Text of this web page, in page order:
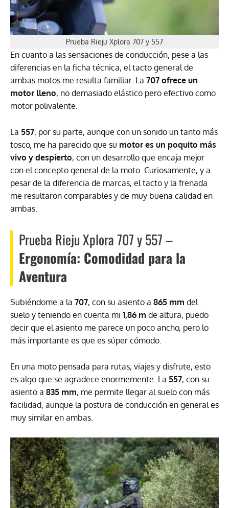
Prueba Rieju Xplora 707 y 557
En cuanto a las sensaciones de conducción, pese a las
diferencias en la ficha técnica, el tacto general de
ambas motos me resulta familiar. La 707 ofrece un
motor lleno, no demasiado elástico pero efectivo como
motor polivalente.
La 557, por su parte, aunque con un sonido un tanto más
tosco, me ha parecido que su motor es un poquito más
vivo y despierto, con un desarrollo que encaja mejor
con el concepto general de la moto. Curiosamente, y a
pesar de la diferencia de marcas, el tacto y la frenada
me resultaron comparables y de muy buena calidad en
ambas.
Prueba Rieju Xplora 707 y 557 –
Ergonomía: Comodidad para la
Aventura
Subiéndome a la 707, con su asiento a 865 mm del
suelo y teniendo en cuenta mi 1,86 m de altura, puedo
decir que el asiento me parece un poco ancho, pero lo
más importante es que es súper cómodo.
En una moto pensada para rutas, viajes y disfrute, esto
es algo que se agradece enormemente. La 557, con su
asiento a 835 mm, me permite llegar al suelo con más
facilidad, aunque la postura de conducción en general es
muy similar en ambas.